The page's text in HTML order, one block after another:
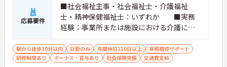
応募要件
■社会福祉主事・社会福祉士・介護福祉
士・精神保健福祉士：いずれか ■実務
経験：事業所または施設における介護に関
する実務経験が通算1年以上（勤務日数180
日以上）あり、介護福祉士を保持 ※PC
スキル：Word・Excelの基本操作 ■普
駅から徒歩10分以内 日勤のみ 年間休日110日以上
資格取得サポート
研修制度あり
ボーナス・賞与あり 社会保険完備 交通費支給